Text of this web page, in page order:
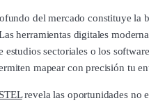
del mercado constituye la
herramientas digitales
estudios sectoriales o los
mapear con precisión tu
revela las oportunidades no